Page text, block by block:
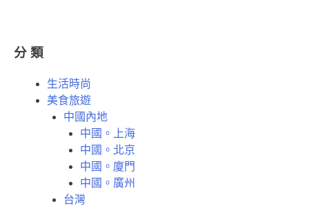
分 類
生活時尚
美食旅遊
中國內地
中國。上海
中國。北京
中國。廈門
中國。廣州
台灣